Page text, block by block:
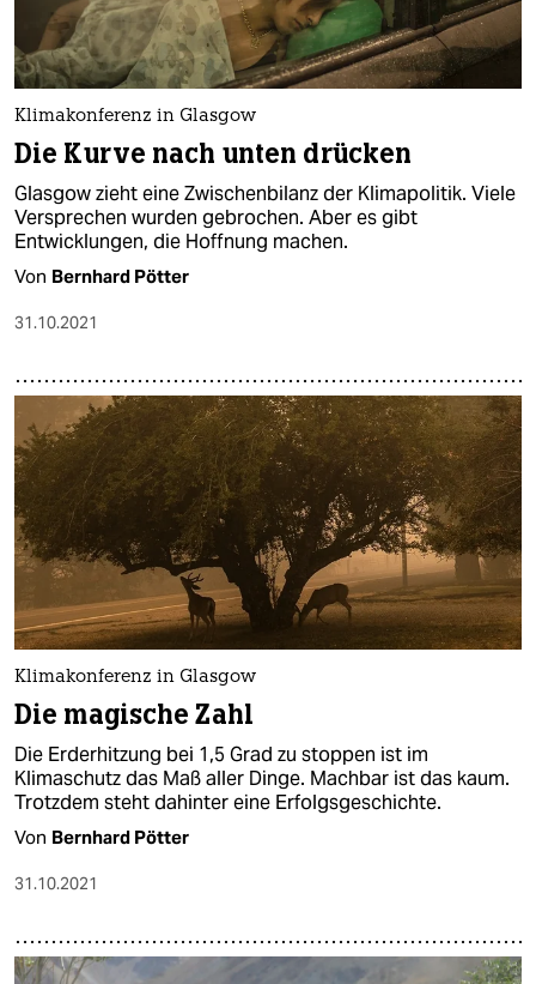
Klimakonferenz in Glasgow
Die Kurve nach unten drücken
Glasgow zieht eine Zwischenbilanz der Klimapolitik. Viele
Versprechen wurden gebrochen. Aber es gibt
Entwicklungen, die Hoffnung machen.
Von Bernhard Pötter
31.10.2021
Klimakonferenz in Glasgow
Die magische Zahl
Die Erderhitzung bei 1,5 Grad zu stoppen ist im
Klimaschutz das Maß aller Dinge. Machbar ist das kaum.
Trotzdem steht dahinter eine Erfolgsgeschichte.
Von Bernhard Pötter
31.10.2021